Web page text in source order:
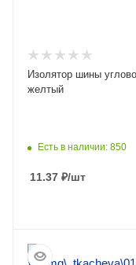
Изолятор шины
желтый
Есть в наличии: 850
11.37 ₽/шт